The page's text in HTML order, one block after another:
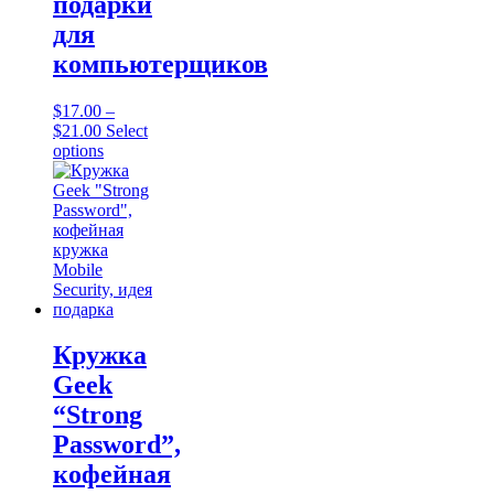
для
компьютерщиков
$17.00 –
$21.00Price
range:
$17.00
through
$21.00
Select
optionsThis
product
has
multiple
variants.
The
may
be
on
the
product
page
Кружка
Geek
“Strong
Password”,
кофейная